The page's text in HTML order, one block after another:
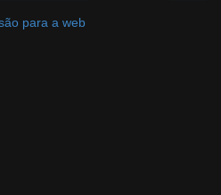
para a web